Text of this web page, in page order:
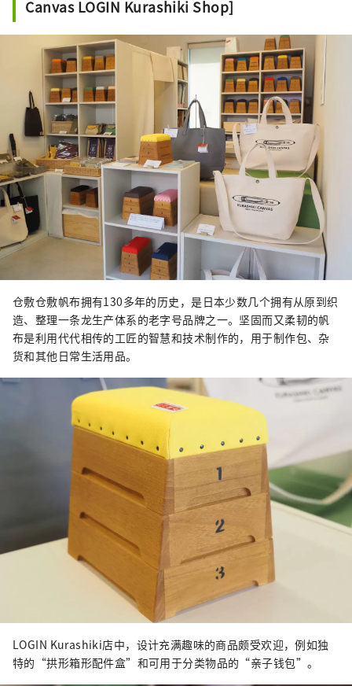
Canvas LOGIN Kurashiki Shop]
仓敷仓敷帆布拥有130多年的历史，是日本少数几个拥有从原到织
造、整理一条龙生产体系的老字号品牌之一。坚固而又柔韧的帆
布是利用代代相传的工匠的智慧和技术制作的，用于制作包、杂
货和其他日常生活用品。
LOGIN Kurashiki店中，设计充满趣味的商品颇受欢迎，例如独
特的“拱形箱形配件盒”和可用于分类物品的“亲子钱包”。